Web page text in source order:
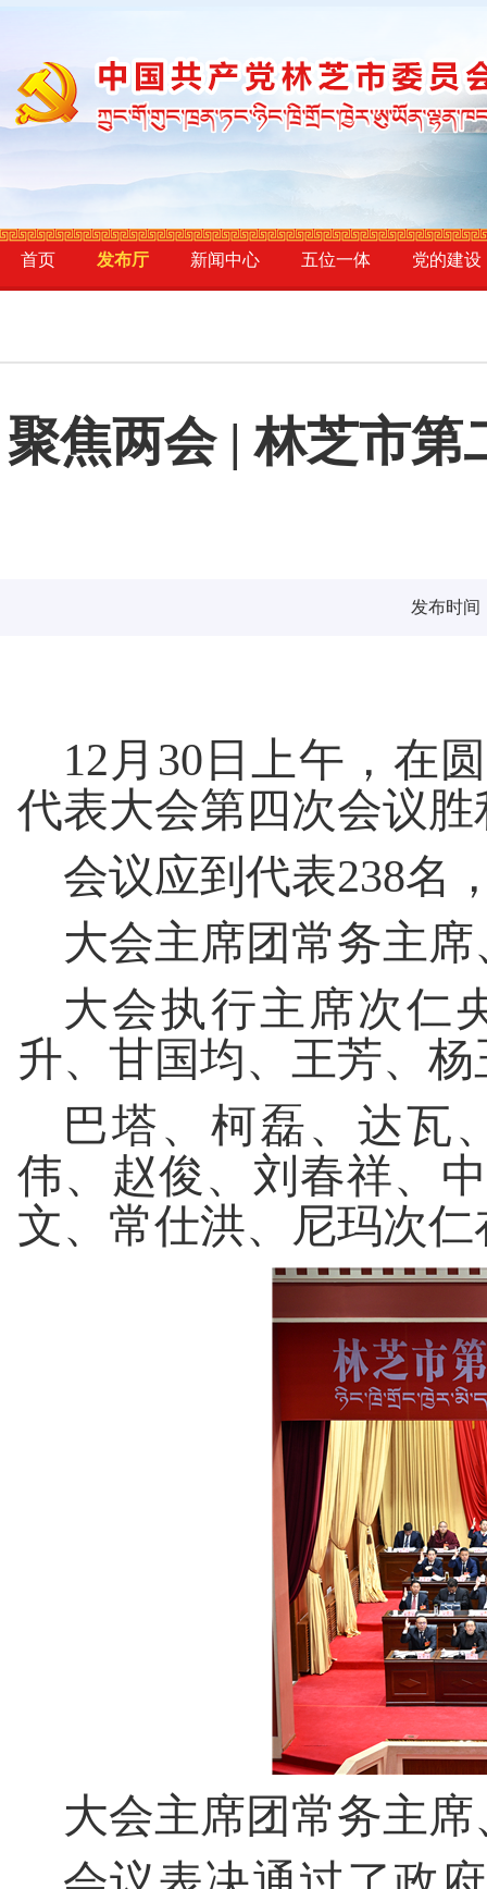
首页 发布厅 新闻中心 五位一体 党的建设
聚焦两会 | 林芝市
发布时间
12 月 30 日上午，在
代表大会第四次会议
会议应到代表238名
大会主席团常务主
大会执行主席次仁
升、甘国均、王芳、
巴塔、柯磊、达瓦
伟、赵俊、刘春祥、
文、常仕洪、尼玛次
大会主席团常务主